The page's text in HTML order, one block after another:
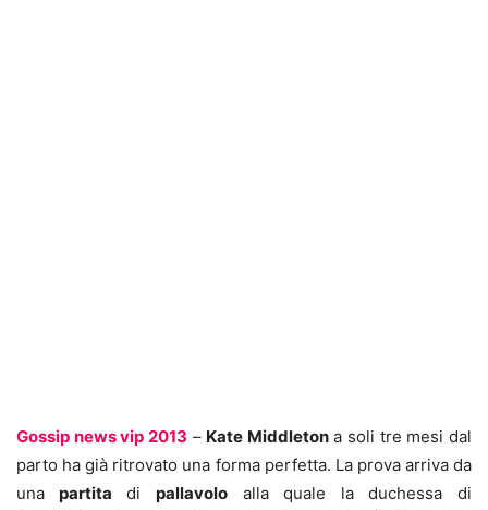
Gossip news vip 2013 – Kate Middletona soli tre mesi dal
parto ha già ritrovato una forma perfetta. La prova arriva da
una partita di pallavoloalla quale la duchessa di